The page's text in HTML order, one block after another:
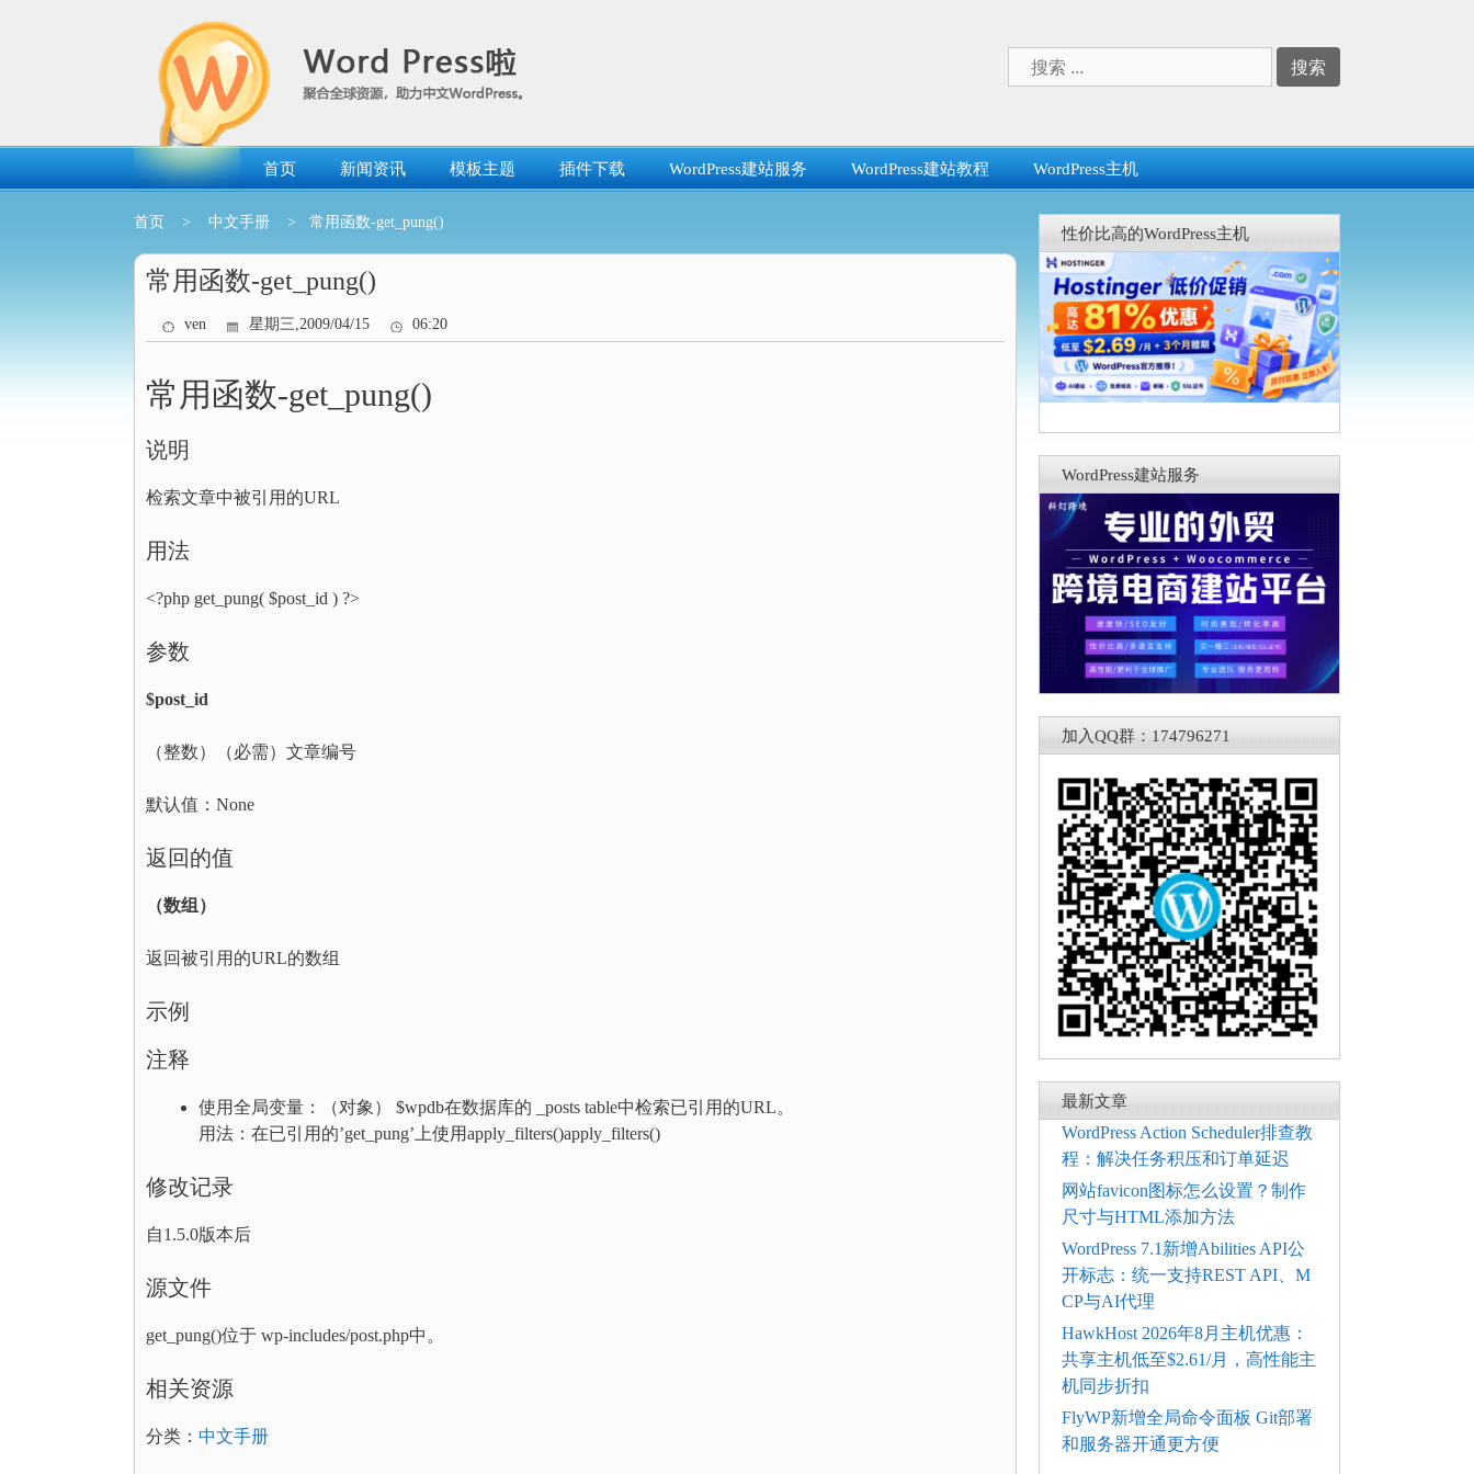
索：
首页 新闻资讯 模板主题 插件下载 WordPress建站服务 WordPress建站教程 WordPress主机
首页 > 中文手册 > 常用函数-get_pung()
常用函数-get_pung()
ven 星期三,2009/04/15 06:20
常用函数-get_pung()
说明
检索文章中被引用的URL
用法
<?php get_pung( $post_id ) ?>
参数
$post_id
（整数）（必需）文章编号
默认值：None
返回的值
（数组）
返回被引用的URL的数组
示例
注释
使用全局变量：（对象） $wpdb在数据库的 _posts table中检索已引用的URL。
用法：在已引用的’get_pung’上使用apply_filters()apply_filters()
修改记录
自1.5.0版本后
源文件
get_pung()位于 wp-includes/post.php中。
相关资源
分类： 中文手册
性价比高的WordPress主机
WordPress建站服务
加入QQ群：174796271
最新文章
WordPress Action Scheduler排查教
程：解决任务积压和订单延迟
网站favicon图标怎么设置？制作
尺寸与HTML添加方法
WordPress 7.1新增Abilities API公
开标志：统一支持REST API、M
CP与AI代理
HawkHost 2026年8月主机优惠：
共享主机低至$2.61/月，高性能主
机同步折扣
FlyWP新增全局命令面板 Git部署
和服务器开通更方便